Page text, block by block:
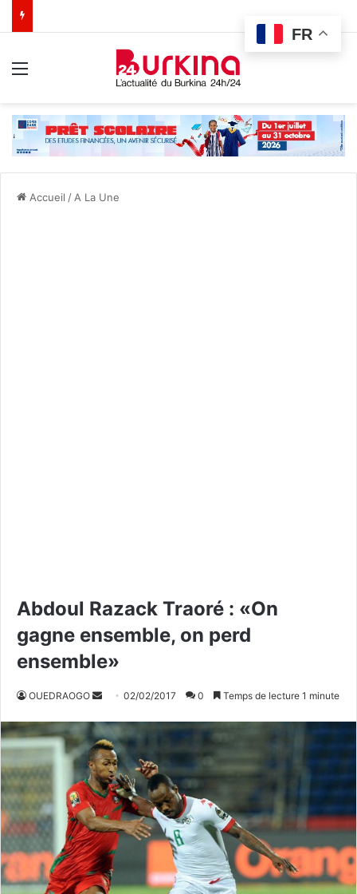
Accueil / A La Une
Abdoul Razack Traoré : «On
gagne ensemble, on perd
ensemble»
OUEDRAOGO
v
o
y
e
r
u
n
o
02/02/2017 0 Temps de lecture 1 minute
FR